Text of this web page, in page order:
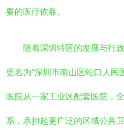
要的医疗依靠。
随着深圳特区的发展与行
更名为“深圳市南山区蛇口人民
医院从一家工业区配套医院，
系，承担起更广泛的区域公共